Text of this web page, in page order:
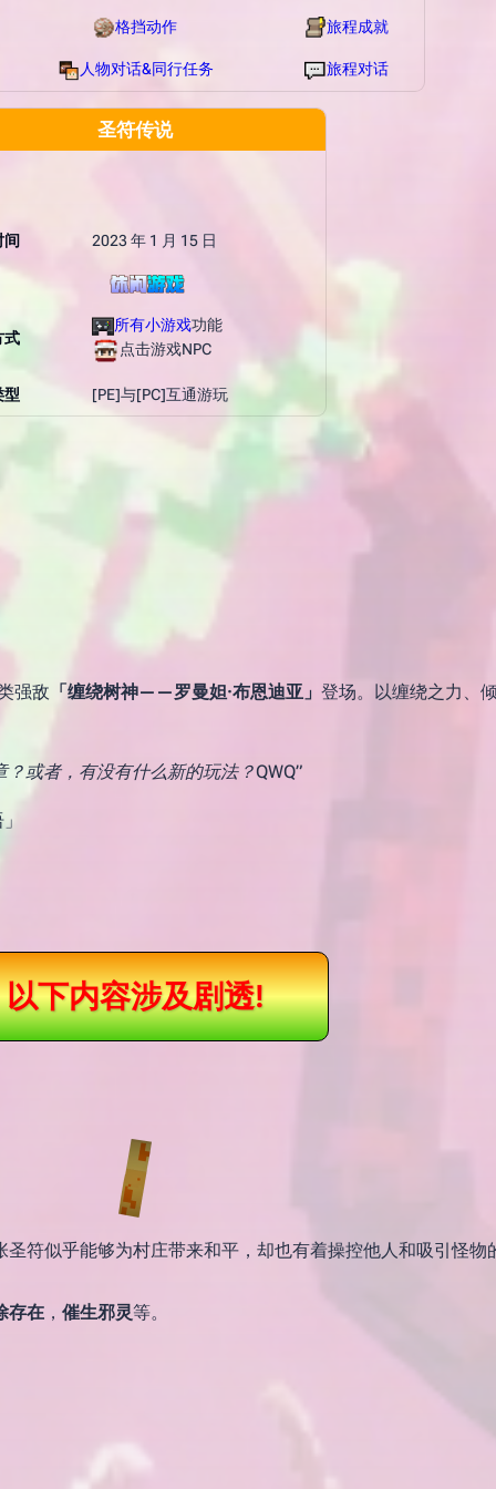
格挡动作 旅程成就
人物对话&同行任务 旅程对话
圣符传说
2023 年 1 月 15 日
式
所有小游戏功能
点击游戏NPC
型 [PE]与[PC]互通游玩
强敌 「缠绕树神——罗曼妲·布恩迪亚」 登场。以缠绕之力、
或者，有没有什么新的玩法？QWQ”
以下内容涉及剧透!
符似乎能够为村庄带来和平，却也有着操控他人和吸引怪物
存在 ， 催生邪灵等。